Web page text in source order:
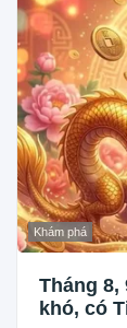
Khám phá
Tháng
khó, có